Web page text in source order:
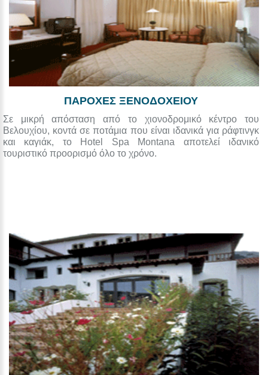
ΠΑΡΟΧΕΣ ΞΕΝΟΔΟΧΕΙΟΥ
Σε μικρή απόσταση από το χιονοδρομικό κέντρο του
Βελουχίου, κοντά σε ποτάμια που είναι ιδανικά για ράφτινγκ
και καγιάκ, το Hotel Spa Montana αποτελεί ιδανικό
τουριστικό προορισμό όλο το χρόνο.